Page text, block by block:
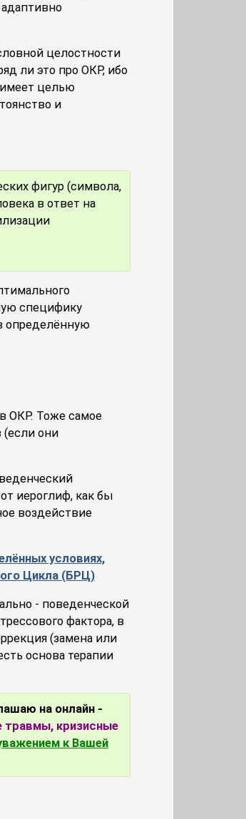
целостности
ли это про ОКР, ибо
имеет целью
и
фигур (символа,
в ответ на
специфику
определённую
ОКР. Тоже самое
(если они
иероглиф, как бы
воздействие
условиях,
Цикла (БРЦ)
- поведенческой
фактора, в
(замена или
основа терапии
на онлайн -
травмы, кризисные
к Вашей